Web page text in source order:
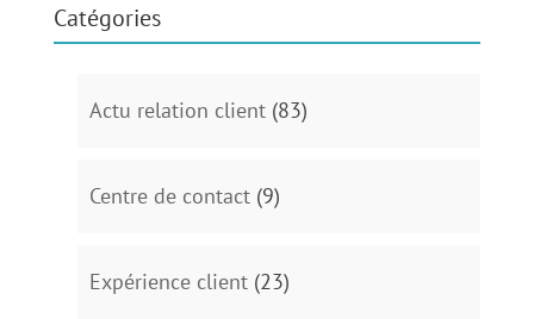
Catégories
Actu relation client(83)
Centre de contact(9)
Expérience client(23)